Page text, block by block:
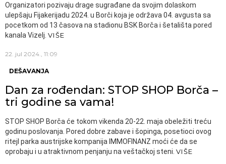
Organizatori pozivaju drage sugrađane da svojim dolaskom
ulepšaju Fijakerijadu 2024. u Borči koja je održava 04. avgusta sa
pocetkom od 13 časova na stadionu BSK Borča i šetališta pored
kanala Vizelj. VIŠE
22. jul 2024., 11:09
DEŠAVANJA
Dan za rođendan: STOP SHOP Borča –
tri godine sa vama!
STOP SHOP Borča će tokom vikenda 20-22. maja obeležiti treću
godinu poslovanja. Pored dobre zabave i šopinga, posetioci ovog
ritejl parka austrijske kompanija IMMOFINANZ moći će da se
oprobaju i u atraktivnom penjanju na veštačkoj steni. VIŠE